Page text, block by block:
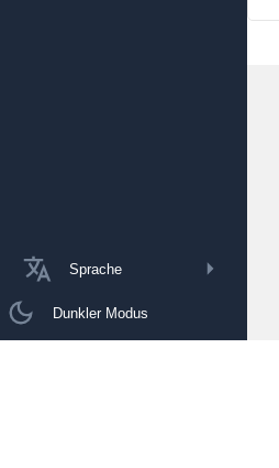
Sprache
Dunkler Modus